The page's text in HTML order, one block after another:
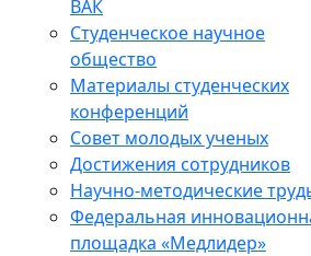
ВАК
Студенческое научное
общество
Материалы студенческих
конференций
Совет молодых ученых
Достижения сотрудников
Научно-методические
Федеральная
площадка «Медлидер»